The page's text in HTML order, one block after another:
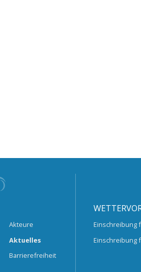
Akteure
Aktuelles
Barrierefreiheit
Einschreibung
Einschreibung